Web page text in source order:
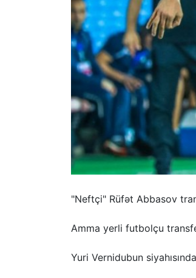
"Neftçi" Rüfət Abbasov
Amma yerli futbolçu
Yuri Vernidubun